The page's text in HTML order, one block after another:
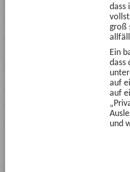
dass
groß
Ein
dass
auf
auf
und